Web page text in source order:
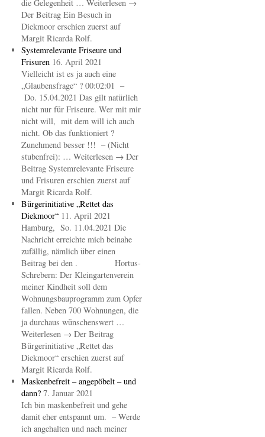
die Gelegenheit … Weiterlesen →
Der Beitrag Ein Besuch in
Diekmoor erschien zuerst auf
Margit Ricarda Rolf.
Systemrelevante Friseure und
Frisuren 16. April 2021
Vielleicht ist es ja auch eine
„Glaubensfrage“ ? 00:02:01 –
Do. 15.04.2021 Das gilt natürlich
nicht nur für Friseure. Wer mit mir
nicht will, mit dem will ich auch
nicht. Ob das funktioniert ?
Zunehmend besser !!! – (Nicht
stubenfrei): … Weiterlesen → Der
Beitrag Systemrelevante Friseure
und Frisuren erschien zuerst auf
Margit Ricarda Rolf.
Bürgerinitiative „Rettet das
Diekmoor“ 11. April 2021
Hamburg, So. 11.04.2021 Die
Nachricht erreichte mich beinahe
zufällig, nämlich über einen
Beitrag bei den . Hortus-
Schrebern: Der Kleingartenverein
meiner Kindheit soll dem
Wohnungsbauprogramm zum Opfer
fallen. Neben 700 Wohnungen, die
ja durchaus wünschenswert …
Weiterlesen → Der Beitrag
Bürgerinitiative „Rettet das
Diekmoor“ erschien zuerst auf
Margit Ricarda Rolf.
Maskenbefreit – angepöbelt – und
dann? 7. Januar 2021
Ich bin maskenbefreit und gehe
damit eher entspannt um. – Werde
ich angehalten und nach meiner